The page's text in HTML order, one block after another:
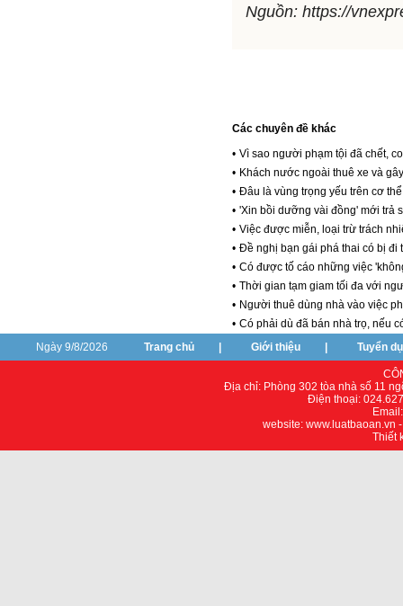
Nguồn: https://
Các chuyên đề khác
• Vì sao người phạm tội đã chết,
• Khách nước ngoài thuê xe và
• Đâu là vùng trọng yếu trên cơ
• 'Xin bồi dưỡng vài đồng' mới trả
• Việc được miễn, loại trừ trách
• Đề nghị bạn gái phá thai có bị đi
• Có được tố cáo những việc
• Thời gian tạm giam tối đa với
• Người thuê dùng nhà vào việc
• Có phải dù đã bán nhà trọ, nếu
Ngày 9/8/2026
Trang chủ Giới thiệu Tuyển
Địa chỉ: Phòng 302 tòa nhà số 11
Điện thoại:
website: www.luatbaoan.vn
Thiết